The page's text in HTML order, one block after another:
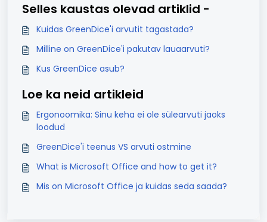
Selles kaustas olevad artiklid -
Kuidas GreenDice'i arvutit tagastada?
Milline on GreenDice'i pakutav lauaarvuti?
Kus GreenDice asub?
Loe ka neid artikleid
Ergonoomika: Sinu keha ei ole sülearvuti jaoks
loodud
GreenDice'i teenus VS arvuti ostmine
What is Microsoft Office and how to get it?
Mis on Microsoft Office ja kuidas seda saada?